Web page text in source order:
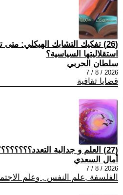
(26) تفكيك التشابك الهيكلي:
استقلاليتها السياسية؟
سلطان الحربي
2026 / 8 / 7
قضايا ثقافية
(27) العلم و جدالية التعدد؟؟؟؟؟؟؟؟؟؟؟؟؟؟
أمال السعدي
2026 / 8 / 7
الفلسفة ,علم النفس , وعلم